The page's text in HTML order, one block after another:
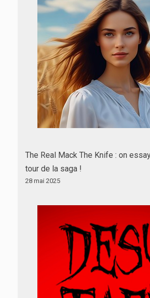
The Real Mack The Knife : on
tour de la saga !
28 mai 2025